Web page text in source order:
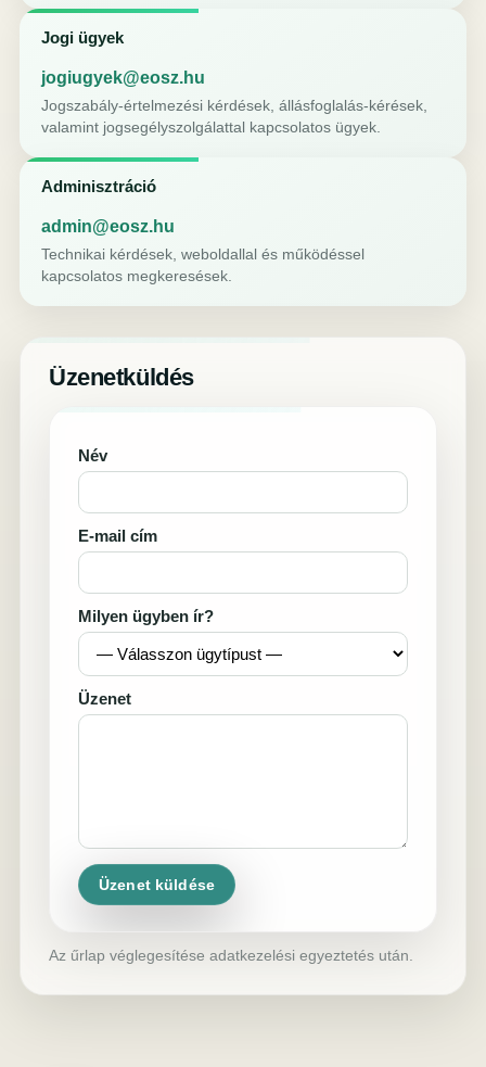
Jogi ügyek
jogiugyek@eosz.hu
Jogszabály-értelmezési kérdések, állásfoglalás-kérések,
valamint jogsegélyszolgálattal kapcsolatos ügyek.
Adminisztráció
admin@eosz.hu
Technikai kérdések, weboldallal és működéssel
kapcsolatos megkeresések.
Üzenetküldés
Név
E-mail cím
Milyen ügyben ír?
Üzenet
Üzenet küldése
Az űrlap véglegesítése adatkezelési egyeztetés után.